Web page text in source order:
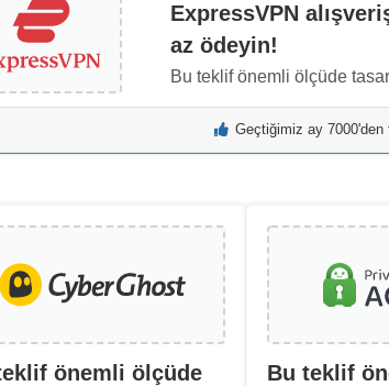
ExpressVPN
az ödeyin!
Bu teklif önemli ölçüde
Geçtiğimiz ay
önemli ölçüde
Bu teklif